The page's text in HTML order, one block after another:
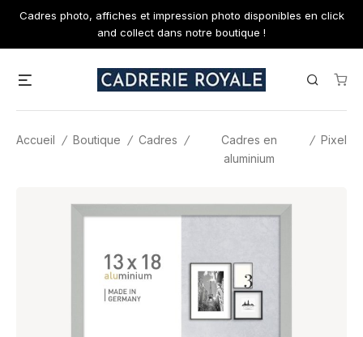
Skip
content
Cadres photo, affiches et impression photo disponibles en click
and collect dans notre boutique !
Search
Accueil / Boutique / Cadres /
Cadres en
aluminium
/ Pixel